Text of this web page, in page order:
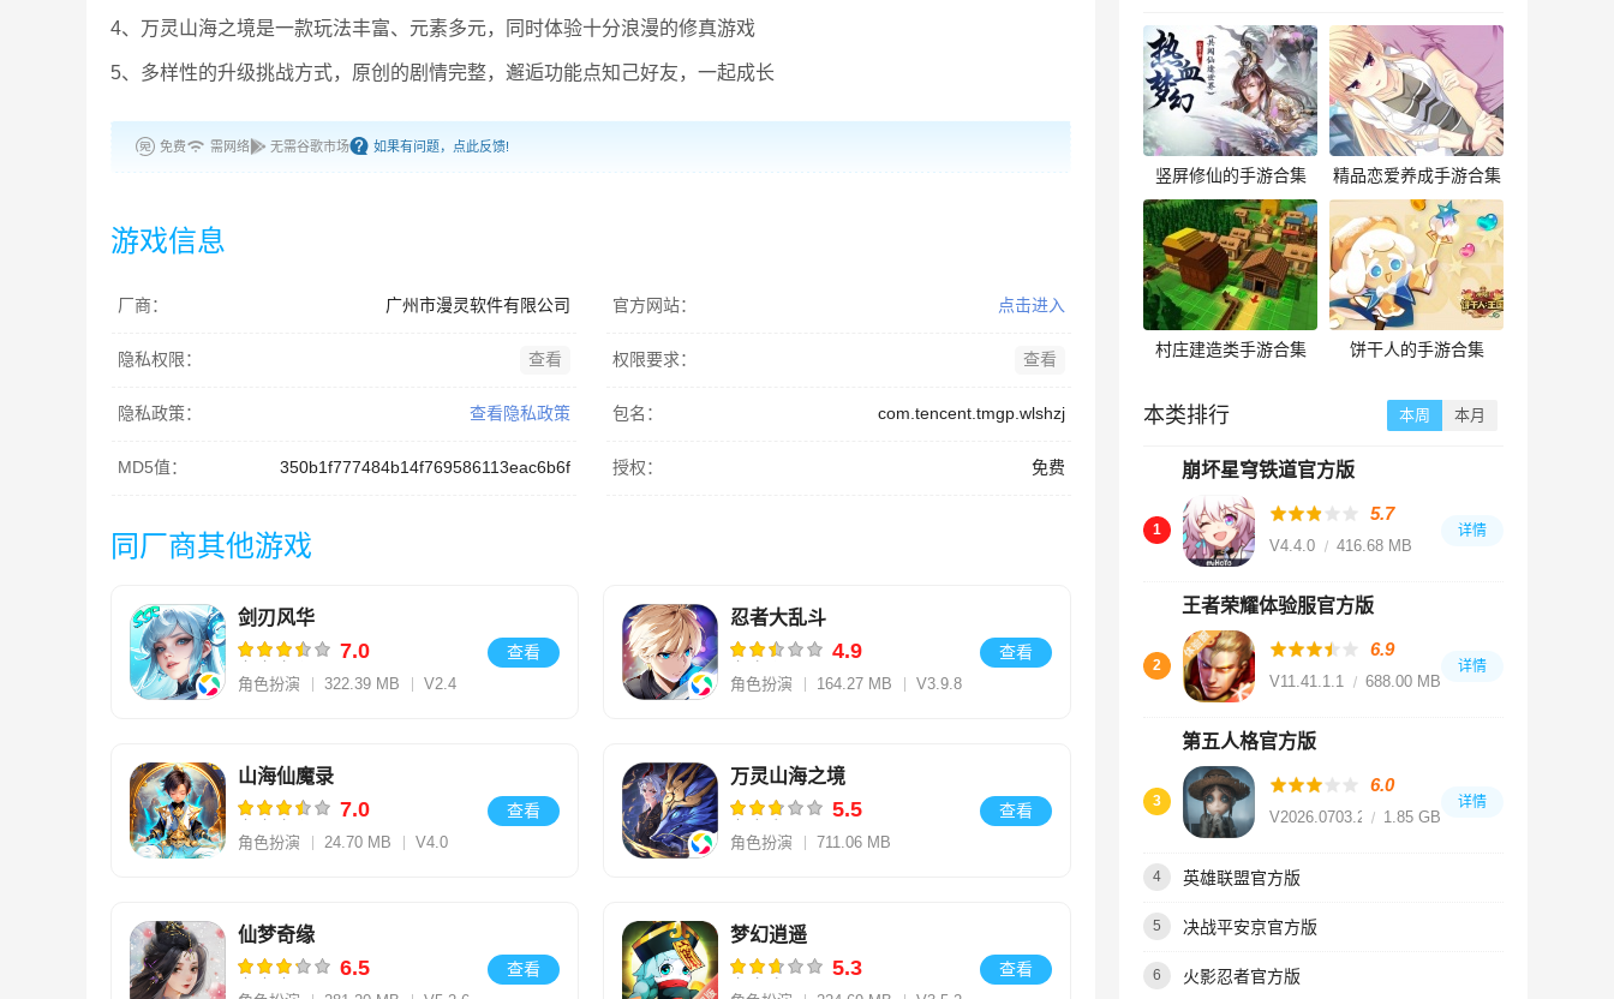
4、万灵山海之境是一款玩法丰富、元素多元，同时体验十分浪漫的修真游戏
5、多样性的升级挑战方式，原创的剧情完整，邂逅功能点知己好友，一起成长
免费 需网络 无需谷歌市场 如果有问题，点此反馈!
游戏信息
厂商： 广州市漫灵软件有限公司 官方网站： 点击进入
隐私权限： 查看 权限要求： 查看
隐私政策： 查看隐私政策 包名： com.tencent.tmgp.wlshzj
MD5值： 350b1f777484b14f769586113eac6b6f 授权： 免费
同厂商其他游戏
剑刃风华
7.0
角色扮演 322.39 MB V2.4
查看
忍者大乱斗
4.9
角色扮演 164.27 MB V3.9.8
查看
山海仙魔录
7.0
角色扮演 24.70 MB V4.0
查看
万灵山海之境
5.5
角色扮演
711.06 MB
查看
仙梦奇缘
6.5 查看
梦幻逍遥
5.3 查看
竖屏修仙的手游合集 精品恋爱养成手游合集
村庄建造类手游合集 饼干人的手游合集
本类排行 本周 本月
崩坏星穹铁道官方版
1
5.7
V4.4.0 416.68 MB
详情
王者荣耀体验服官方版
2
6.9
V11.41.1.18 688.00 MB
详情
第五人格官方版
3
6.0
V2026.0703.20561.85 GB
详情
4 英雄联盟官方版
5 决战平安京官方版
6 火影忍者官方版